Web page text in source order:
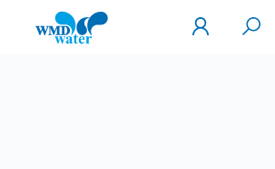
WMD
Drinkwater
Mijn
WMD
Zoek